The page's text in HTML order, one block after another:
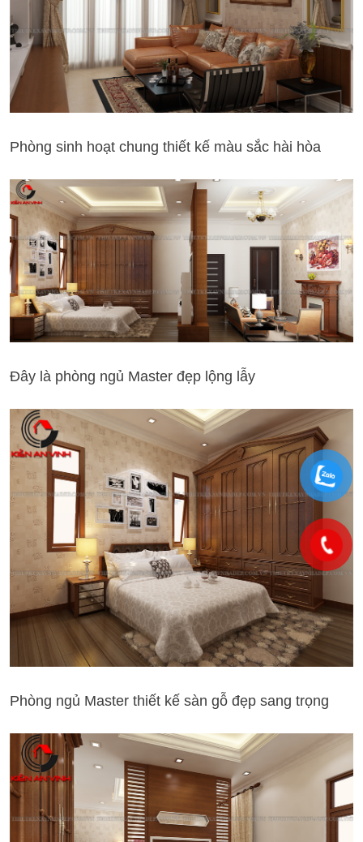
Phòng sinh hoạt chung thiết kế màu sắc hài hòa
Đây là phòng ngủ Master đẹp lộng lẫy
Phòng ngủ Master thiết kế sàn gỗ đẹp sang trọng